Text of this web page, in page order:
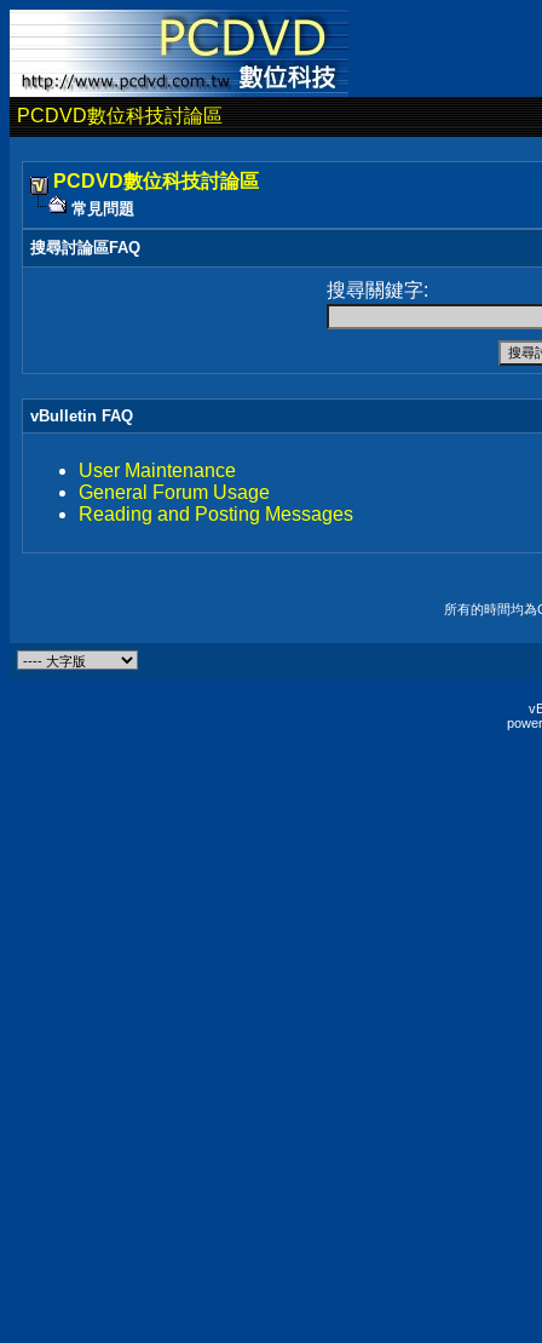
PCDVD數位科技討論區
PCDVD數位科技討論區
常見問題
搜尋討論區FAQ
搜尋關鍵字:
vBulletin FAQ
User Maintenance
General Forum Usage
Reading and Posting Messages
所有的時間均為